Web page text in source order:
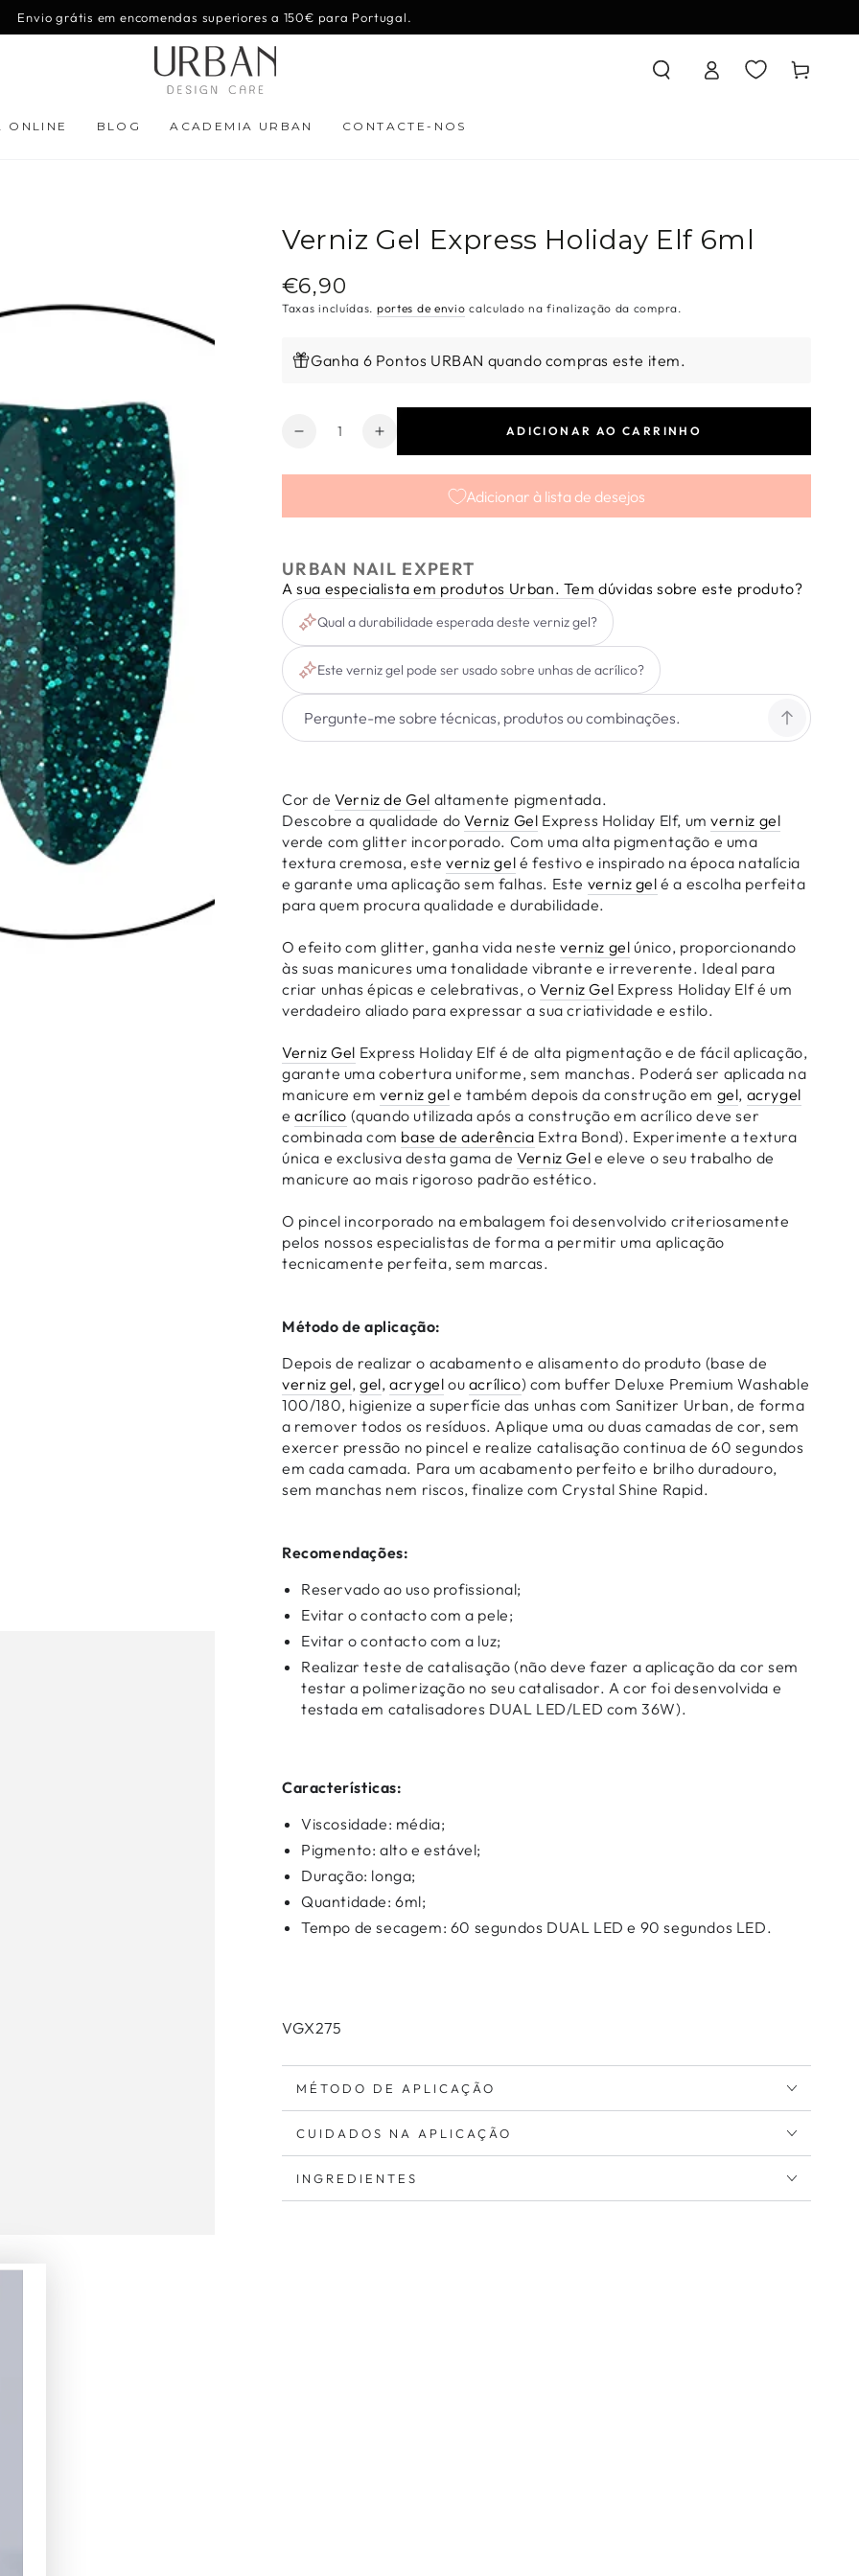
Envio grátis em encomendas superiores a 150€ para Portugal.
ONLINE BLOG ACADEMIA URBAN CONTACTE-NOS
sessão
Carrinho
Verniz Gel Express Holiday Elf 6ml
Preço
regular
€6,90
Taxas incluídas. portes de envio calculado na finalização da compra.
Ganha 6 Pontos URBAN quando compras este item.
Quantidade
Diminuir
quantidade
Verniz
Express
Holiday
Elf
6ml
Aumentar
quantidade
Verniz
Express
Holiday
Elf
6ml
ADICIONAR AO CARRINHO
Adicionar à lista de desejos
URBAN NAIL EXPERT
A sua especialista em produtos Urban. Tem dúvidas sobre este produto?
Qual a durabilidade esperada deste verniz gel?
Este verniz gel pode ser usado sobre unhas de acrílico?
Cor deVerniz de Gel altamente pigmentada.
Descobre a qualidade doVerniz Gel Express Holiday Elf, umverniz gel
verde com glitter incorporado. Com uma alta pigmentação e uma
textura cremosa, esteverniz gel é festivo e inspirado na época natalícia
e garante uma aplicação sem falhas. Este verniz gel é a escolha perfeita
para quem procura qualidade e durabilidade.
O efeito com glitter, ganha vida nesteverniz gel único, proporcionando
às suas manicures uma tonalidade vibrante e irreverente. Ideal para
criar unhas épicas e celebrativas, oVerniz Gel Express Holiday Elf é um
verdadeiro aliado para expressar a sua criatividade e estilo.
Verniz Gel Express Holiday Elf é de alta pigmentação e de fácil aplicação,
garante uma cobertura uniforme, sem manchas. Poderá ser aplicada na
manicure emverniz gel e também depois da construção em gel, acrygel
eacrílico (quando utilizada após a construção em acrílico deve ser
combinada com base de aderência Extra Bond). Experimente a textura
única e exclusiva desta gama deVerniz Gel e eleve o seu trabalho de
manicure ao mais rigoroso padrão estético.
O pincel incorporado na embalagem foi desenvolvido criteriosamente
pelos nossos especialistas de forma a permitir uma aplicação
tecnicamente perfeita, sem marcas.
Método de aplicação:
Depois de realizar o acabamento e alisamento do produto (base de
verniz gel,gel,acrygel ou acrílico) com buffer Deluxe Premium Washable
100/180, higienize a superfície das unhas com Sanitizer Urban, de forma
a remover todos os resíduos. Aplique uma ou duas camadas de cor, sem
exercer pressão no pincel e realize catalisação continua de 60 segundos
em cada camada. Para um acabamento perfeito e brilho duradouro,
sem manchas nem riscos, finalize com Crystal Shine Rapid.
Recomendações:
Reservado ao uso profissional;
Evitar o contacto com a pele;
Evitar o contacto com a luz;
Realizar teste de catalisação (não deve fazer a aplicação da cor sem
testar a polimerização no seu catalisador. A cor foi desenvolvida e
testada em catalisadores DUAL LED/LED com 36W).
Características:
Viscosidade: média;
Pigmento: alto e estável;
Duração: longa;
Quantidade: 6ml;
Tempo de secagem: 60 segundos DUAL LED e 90 segundos LED.
VGX275
MÉTODO DE APLICAÇÃO
CUIDADOS NA APLICAÇÃO
INGREDIENTES